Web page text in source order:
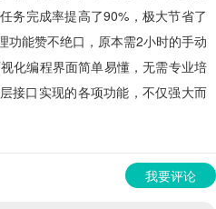
务完成率提高了90%，极大节省了
功能赞不绝口，原本需2小时的手动
化编程界面简单易懂，无需专业培
接口实现的各项功能，不仅强大而
我要评论